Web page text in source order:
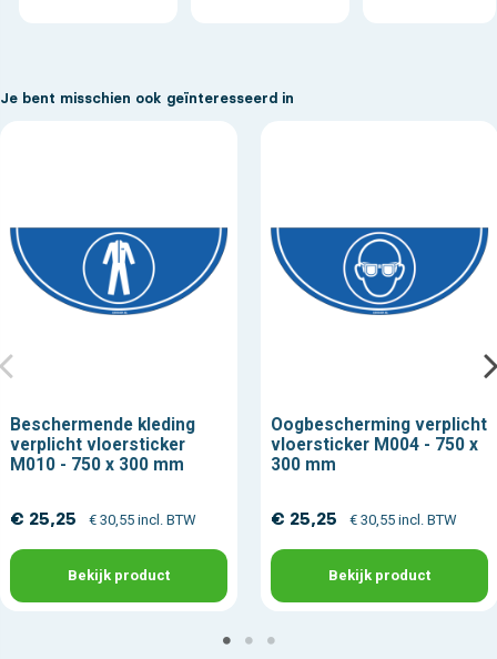
Je bent misschien ook geïnteresseerd in
Beschermende kleding
verplicht vloersticker
M010 - 750 x 300 mm
€ 25,25 € 30,55 incl. BTW
Bekijk product
Oogbescherming verplicht
vloersticker M004 - 750 x
300 mm
€ 25,25 € 30,55 incl. BTW
Bekijk product